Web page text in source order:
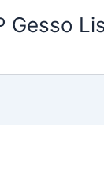
Gesso